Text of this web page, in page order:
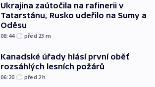
Ukrajina zaútočila na rafinerii v
Tatarstánu, Rusko udeřilo na Sumy a
Oděsu
08:44 před 23 m
Kanadské úřady hlásí první oběť
rozsáhlých lesních požárů
06:20 před 2h